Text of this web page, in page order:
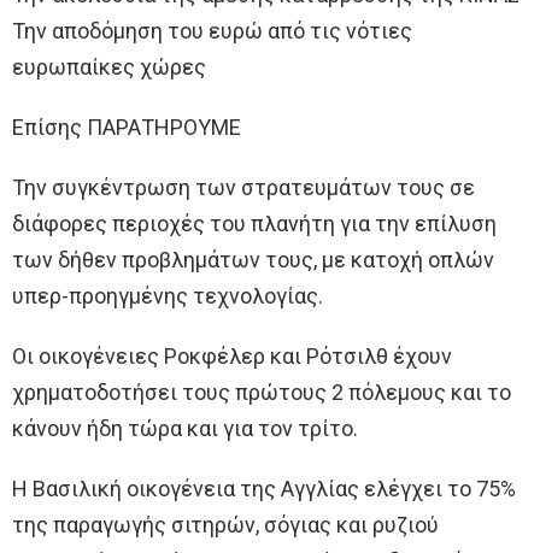
Την αποδόμηση του ευρώ από τις νότιες
ευρωπαίκες χώρες
Επίσης ΠΑΡΑΤΗΡΟΥΜΕ
Την συγκέντρωση των στρατευμάτων τους σε
διάφορες περιοχές του πλανήτη για την επίλυση
των δήθεν προβλημάτων τους, με κατοχή οπλών
υπερ-προηγμένης τεχνολογίας.
Οι οικογένειες Ροκφέλερ και Ρότσιλθ έχουν
χρηματοδοτήσει τους πρώτους 2 πόλεμους και το
κάνουν ήδη τώρα και για τον τρίτο.
Η Βασιλική οικογένεια της Αγγλίας ελέγχει το 75%
της παραγωγής σιτηρών, σόγιας και ρυζιού